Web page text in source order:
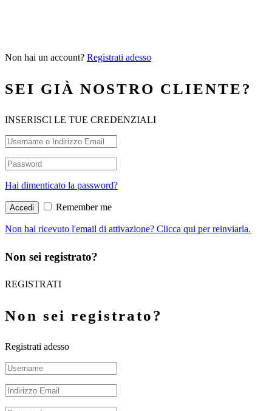
Non hai un account? Registrati adesso
SEI GIÀ NOSTRO CLIENTE?
INSERISCI LE TUE CREDENZIALI
Hai dimenticato la password?
Remember me
Non hai ricevuto l'email di attivazione? Clicca qui per reinviarla.
Non sei registrato?
REGISTRATI
Non sei registrato?
Registrati adesso